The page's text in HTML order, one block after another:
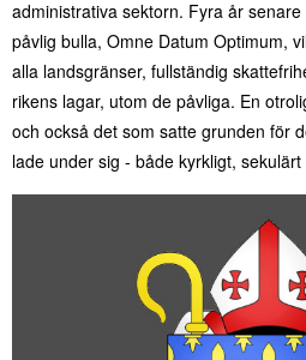
administrativa sektorn. Fyra år
påvlig bulla, Omne Datum Optimum,
alla landsgränser, fullständig
rikens lagar, utom de påvliga. En
och också det som satte grunden för
lade under sig - både kyrkligt,